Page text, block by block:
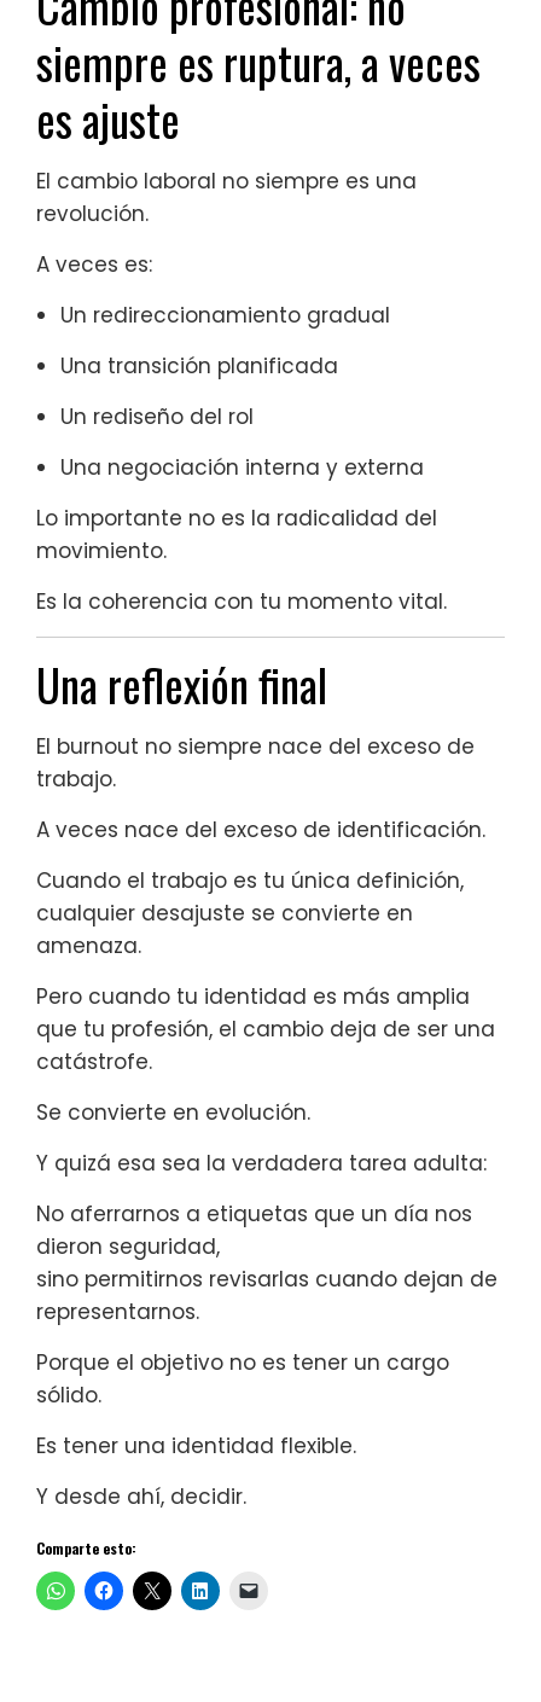
siempre es ruptura, a veces
es ajuste
El cambio laboral no siempre es una
revolución.
A veces es:
Un redireccionamiento gradual
Una transición planificada
Un rediseño del rol
Una negociación interna y externa
Lo importante no es la radicalidad del
movimiento.
Es la coherencia con tu momento vital.
Una reflexión final
El burnout no siempre nace del exceso de
trabajo.
A veces nace del exceso de identificación.
Cuando el trabajo es tu única definición,
cualquier desajuste se convierte en
amenaza.
Pero cuando tu identidad es más amplia
que tu profesión, el cambio deja de ser una
catástrofe.
Se convierte en evolución.
Y quizá esa sea la verdadera tarea adulta:
No aferrarnos a etiquetas que un día nos
dieron seguridad,
sino permitirnos revisarlas cuando dejan de
representarnos.
Porque el objetivo no es tener un cargo
sólido.
Es tener una identidad flexible.
Y desde ahí, decidir.
Comparte esto: